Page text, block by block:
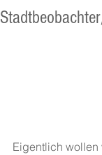
Eigentlich